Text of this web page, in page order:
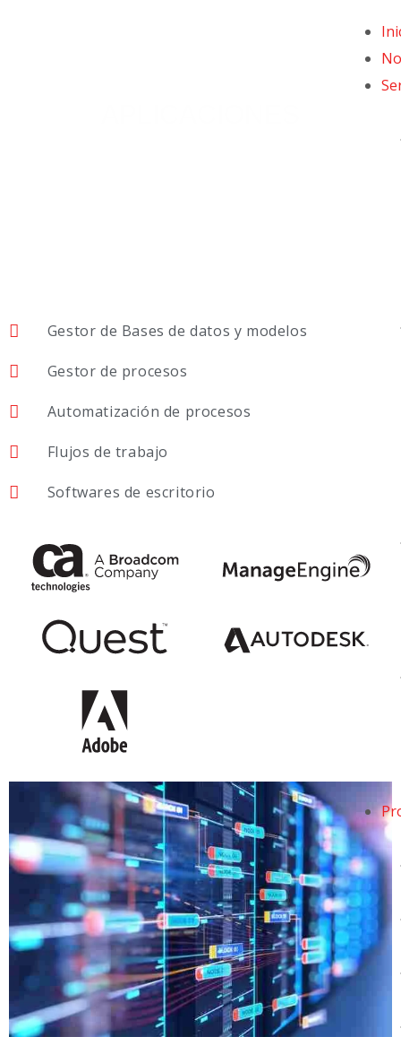
Gestor de Bases de datos y modelos
Gestor de procesos
Automatización de procesos
Flujos de trabajo
Softwares de escritorio